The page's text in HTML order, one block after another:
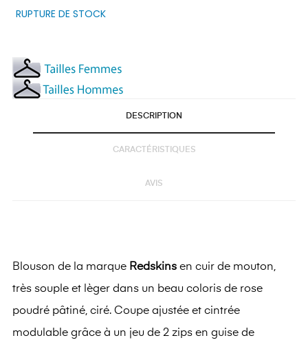
RUPTURE DE STOCK
DESCRIPTION
CARACTÉRISTIQUES
AVIS
Blouson de la marque Redskins en cuir de mouton,
très souple et lèger dans un beau coloris de rose
poudré pâtiné, ciré. Coupe ajustée et cintrée
modulable grâce à un jeu de 2 zips en guise de